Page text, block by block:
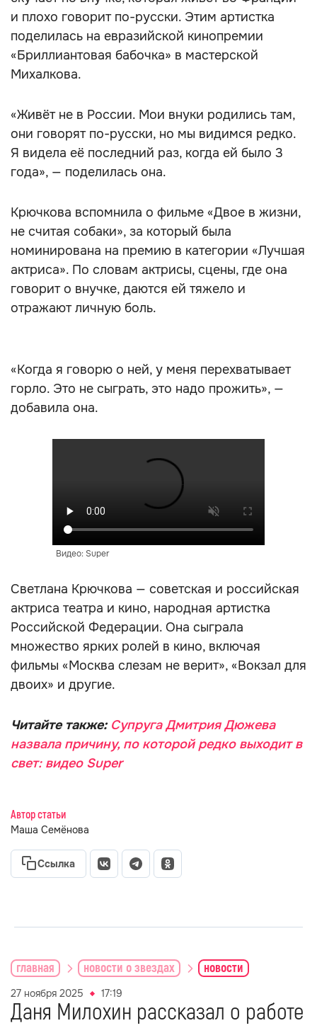
и плохо говорит по-русски. Этим артистка
поделилась на евразийской кинопремии
«Бриллиантовая бабочка» в мастерской
Михалкова.
«Живёт не в России. Мои внуки родились там,
они говорят по-русски, но мы видимся редко.
Я видела её последний раз, когда ей было 3
года», — поделилась она.
Крючкова вспомнила о фильме «Двое в жизни,
не считая собаки», за который была
номинирована на премию в категории «Лучшая
актриса». По словам актрисы, сцены, где она
говорит о внучке, даются ей тяжело и
отражают личную боль.
«Когда я говорю о ней, у меня перехватывает
горло. Это не сыграть, это надо прожить», —
добавила она.
Видео: Super
Светлана Крючкова — советская и российская
актриса театра и кино, народная артистка
Российской Федерации. Она сыграла
множество ярких ролей в кино, включая
фильмы «Москва слезам не верит», «Вокзал для
двоих» и другие.
Читайте также: Супруга Дмитрия Дюжева
назвала причину, по которой редко выходит в
свет: видео Super
Автор статьи
Маша Семёнова
Ссылка
главная новости о звездах новости
27 ноября 2025 17:19
Даня Милохин рассказал о работе